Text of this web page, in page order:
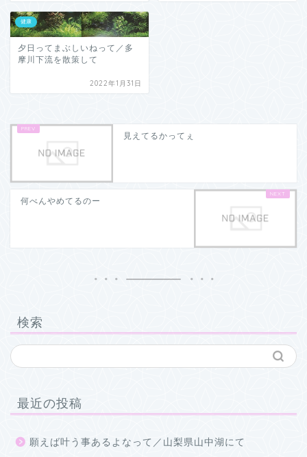
健康
夕日ってまぶしいねって／多
摩川下流を散策して
2022年1月31日
見えてるかってぇ
何べんやめてるのー
検索
最近の投稿
願えば叶う事あるよなって／山梨県山中湖にて